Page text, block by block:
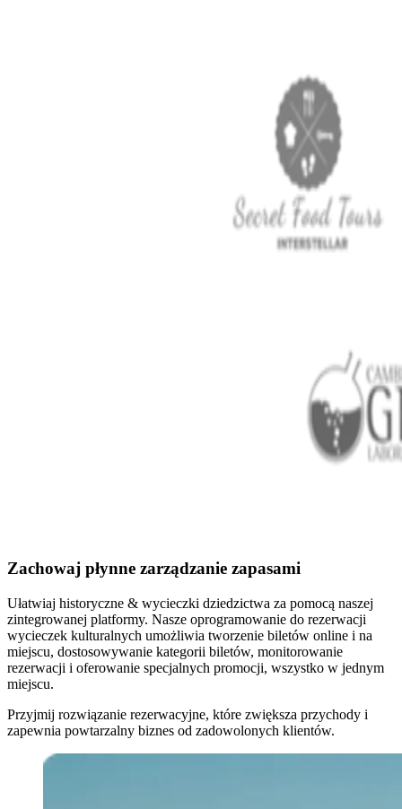
Zachowaj płynne zarządzanie zapasami
Ułatwiaj historyczne & wycieczki dziedzictwa za pomocą naszej
zintegrowanej platformy. Nasze oprogramowanie do rezerwacji
wycieczek kulturalnych umożliwia tworzenie biletów online i na
miejscu, dostosowywanie kategorii biletów, monitorowanie
rezerwacji i oferowanie specjalnych promocji, wszystko w jednym
miejscu.
Przyjmij rozwiązanie rezerwacyjne, które zwiększa przychody i
zapewnia powtarzalny biznes od zadowolonych klientów.